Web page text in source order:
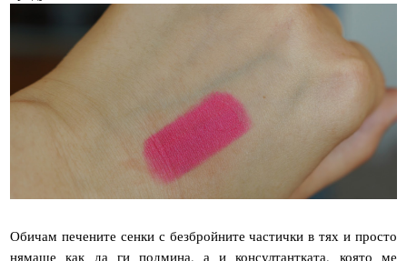
Обичам печените сенки с безбройните частички в тях и просто
нямаше как да ги подмина, а и консултантката, която ме